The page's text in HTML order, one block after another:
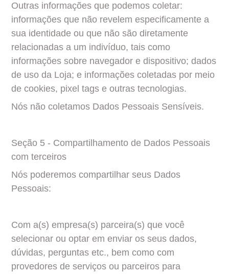
Outras informações que podemos coletar:
informações que não revelem especificamente a
sua identidade ou que não são diretamente
relacionadas a um indivíduo, tais como
informações sobre navegador e dispositivo; dados
de uso da Loja; e informações coletadas por meio
de cookies, pixel tags e outras tecnologias.
Nós não coletamos Dados Pessoais Sensíveis.
Seção 5 - Compartilhamento de Dados Pessoais
com terceiros
Nós poderemos compartilhar seus Dados
Pessoais:
Com a(s) empresa(s) parceira(s) que você
selecionar ou optar em enviar os seus dados,
dúvidas, perguntas etc., bem como com
provedores de serviços ou parceiros para